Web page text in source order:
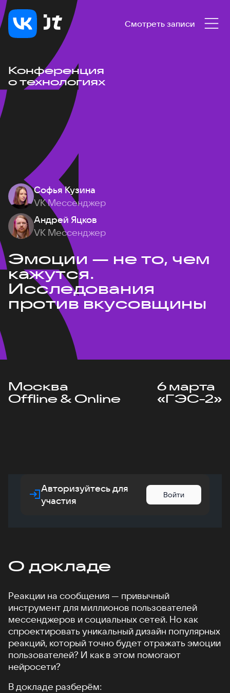
Смотреть записи
Конференция
о технологиях
Софья Кузина
VK Мессенджер
Андрей Яцков
VK Мессенджер
Эмоции — не то, чем
кажутся.
Исследования
против вкусовщины
Москва
Offline & Online
6 марта
«ГЭС-2»
Авторизуйтесь для
участия
Войти
О докладе
Реакции на сообщения — привычный
инструмент для миллионов пользователей
мессенджеров и социальных сетей. Но как
спроектировать уникальный дизайн популярных
реакций, который точно будет отражать эмоции
пользователей? И как в этом помогают
нейросети?
В докладе разберём: